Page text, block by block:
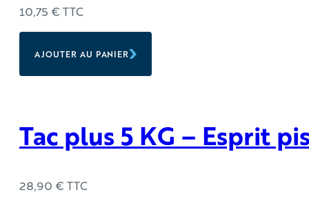
10,75 € TTC
AJOUTER AU PANIER
Tac plus 5 KG – Esprit
28,90 € TTC